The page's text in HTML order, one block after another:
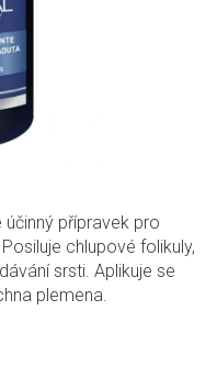
účinný přípravek pro
chlupové folikuly,
srsti. Aplikuje se
plemena.